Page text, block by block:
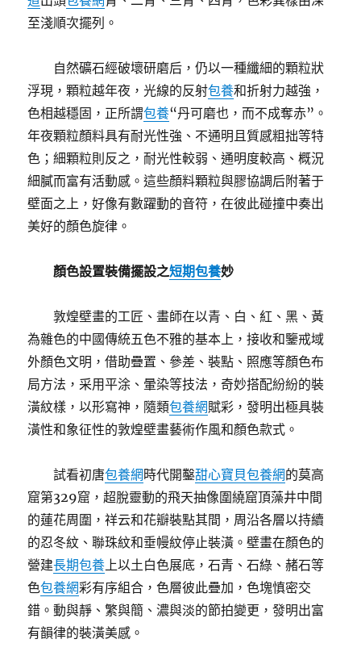
至淺順次擺列。
自然礦石經破壞研磨后，仍以一種纖細的顆粒狀
浮現，顆粒越年夜，光線的反射包養和折射力越強，
色相越穩固，正所謂包養“丹可磨也，而不成奪赤”。
年夜顆粒顏料具有耐光性強、不通明且質感粗拙等特
色；細顆粒則反之，耐光性較弱、通明度較高、概況
細膩而富有活動感。這些顏料顆粒與膠協調后附著于
壁面之上，好像有數躍動的音符，在彼此碰撞中奏出
美好的顏色旋律。
顏色設置裝備擺設之短期包養妙
敦煌壁畫的工匠、畫師在以青、白、紅、黑、黃
為雜色的中國傳統五色不雅的基本上，接收和鑒戒域
外顏色文明，借助疊置、參差、裝點、照應等顏色布
局方法，采用平涂、暈染等技法，奇妙搭配紛紛的裝
潢紋樣，以形寫神，隨類包養網賦彩，發明出極具裝
潢性和象征性的敦煌壁畫藝術作風和顏色款式。
試看初唐包養網 時代開鑿甜心寶貝包養網的莫高
窟第329窟，超脫靈動的飛天抽像圍繞窟頂藻井中間
的蓮花周圍，祥云和花瓣裝點其間，周沿各層以持續
的忍冬紋、聯珠紋和垂幔紋停止裝潢。壁畫在顏色的
營建長期包養上以土白色展底，石青、石綠、赭石等
色包養網彩有序組合，色層彼此疊加，色塊慎密交
錯。動與靜、繁與簡、濃與淡的節拍變更，發明出富
有韻律的裝潢美感。